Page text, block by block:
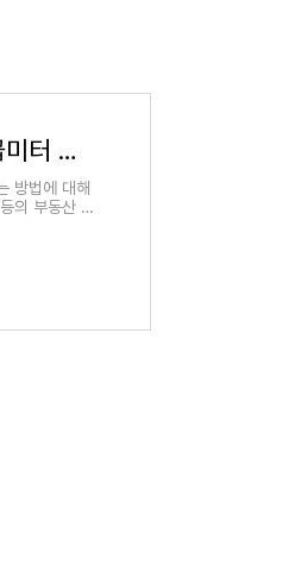
sqft 스퀘어피트 <-> 평수, 제곱미터 ㎡로 환산하는 방법
방법에 대해
의 부동산 매